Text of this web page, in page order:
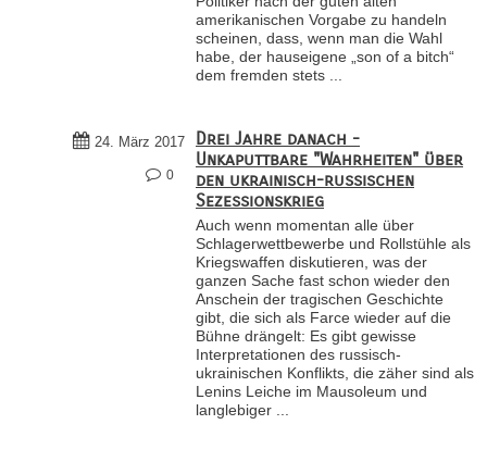
amerikanischen Vorgabe zu handeln
scheinen, dass, wenn man die Wahl
habe, der hauseigene „son of a bitch“
dem fremden stets ...
24. März 2017
0
Drei Jahre danach -
Unkaputtbare "Wahrheiten" über
den ukrainisch-russischen
Sezessionskrieg
Auch wenn momentan alle über
Schlagerwettbewerbe und Rollstühle als
Kriegswaffen diskutieren, was der
ganzen Sache fast schon wieder den
Anschein der tragischen Geschichte
gibt, die sich als Farce wieder auf die
Bühne drängelt: Es gibt gewisse
Interpretationen des russisch-
ukrainischen Konflikts, die zäher sind als
Lenins Leiche im Mausoleum und
langlebiger ...